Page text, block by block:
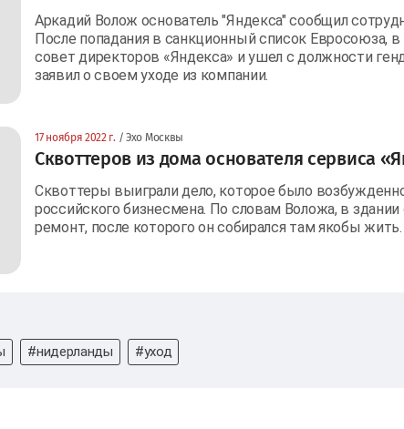
Аркадий Волож основатель "Яндекса" сообщил
После попадания в санкционный список Евросоюза,
совет директоров «Яндекса» и ушел с должности
заявил о своем уходе из компании.
17 ноября 2022 г. / Эхо Москвы
Сквоттеров из дома основателя сервиса
Сквоттеры выиграли дело, которое было
российского бизнесмена. По словам Воложа, в здании
ремонт, после которого он собирался там якобы жить.
#нидерланды #уход